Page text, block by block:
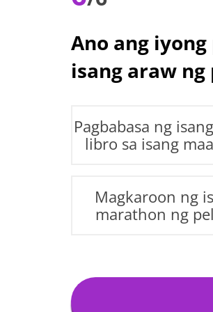
Ano ang
isang araw ng
Pagbabasa ng
libro sa isang
Magkaroon ng
marathon ng